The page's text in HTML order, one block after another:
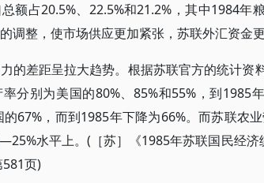
额占20.5%、22.5%和21.2%，其中1984年
调整，使市场供应更加紧张，苏联外汇资金更
的差距呈拉大趋势。根据苏联官方的统计资
分别为美国的80%、85%和55%，到1985
67%，而到1985年下降为66%。而苏联农
水平上。(［苏］《1985年苏联国民经
页)